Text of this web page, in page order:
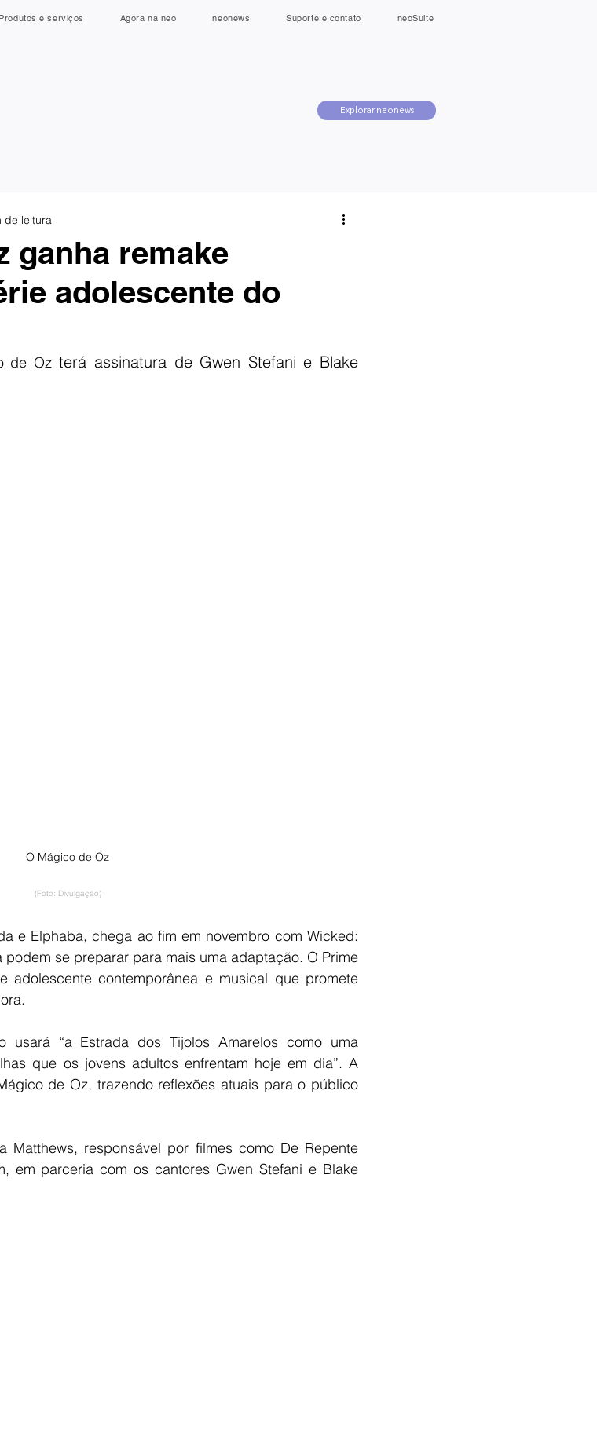
Explorar neonews
Produtos e serviços Agora na neo neonews Suporte e contato neoSuite
ganha remake
adolescente do
de leitura
de Oz terá assinatura de Gwen Stefani e Blake
O Mágico de Oz
(Foto: Divulgação)
e Elphaba, chega ao fim em novembro com Wicked:
se preparar para mais uma adaptação. O Prime
adolescente contemporânea e musical que promete
usará “a Estrada dos Tijolos Amarelos como uma
que os jovens adultos enfrentam hoje em dia”. A
de Oz, trazendo reflexões atuais para o público
Matthews, responsável por filmes como De Repente
em parceria com os cantores Gwen Stefani e Blake